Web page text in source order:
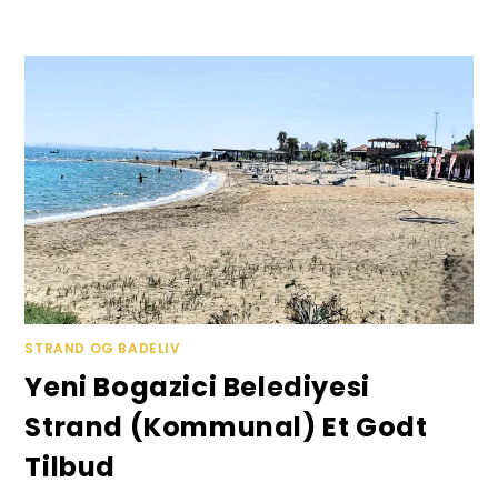
STRAND OG BADELIV
Yeni Bogazici Belediyesi
Strand (kommunal) Et Godt
Tilbud